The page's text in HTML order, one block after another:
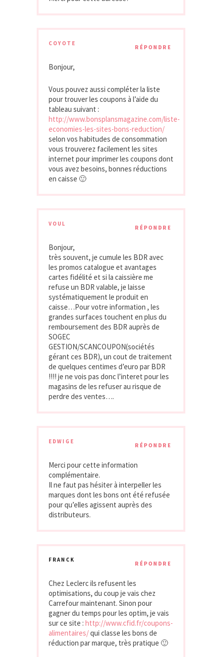
COYOTE
RÉPONDRE
Bonjour,
Vous pouvez aussi compléter la liste
pour trouver les coupons à l’aide du
tableau suivant :
http://www.bonsplansmagazine.com/liste-
economies-les-sites-bons-reduction/
selon vos habitudes de consommation
vous trouverez facilement les sites
internet pour imprimer les coupons dont
vous avez besoins, bonnes réductions
en caisse 🙂
VOUL
RÉPONDRE
Bonjour,
très souvent, je cumule les BDR avec
les promos catalogue et avantages
cartes fidélité et si la caissière me
refuse un BDR valable, je laisse
systématiquement le produit en
caisse…Pour votre information , les
grandes surfaces touchent en plus du
remboursement des BDR auprès de
SOGEC
GESTION/SCANCOUPON(sociétés
gérant ces BDR), un cout de traitement
de quelques centimes d’euro par BDR
!!!! je ne vois pas donc l’interet pour les
magasins de les refuser au risque de
perdre des ventes….
EDWIGE
RÉPONDRE
Merci pour cette information
complémentaire.
Il ne faut pas hésiter à interpeller les
marques dont les bons ont été refusée
pour qu’elles agissent auprès des
distributeurs.
FRANCK
RÉPONDRE
Chez Leclerc ils refusent les
optimisations, du coup je vais chez
Carrefour maintenant. Sinon pour
gagner du temps pour les optim, je vais
sur ce site : http://www.cfid.fr/coupons-
alimentaires/qui classe les bons de
réduction par marque, très pratique 🙂